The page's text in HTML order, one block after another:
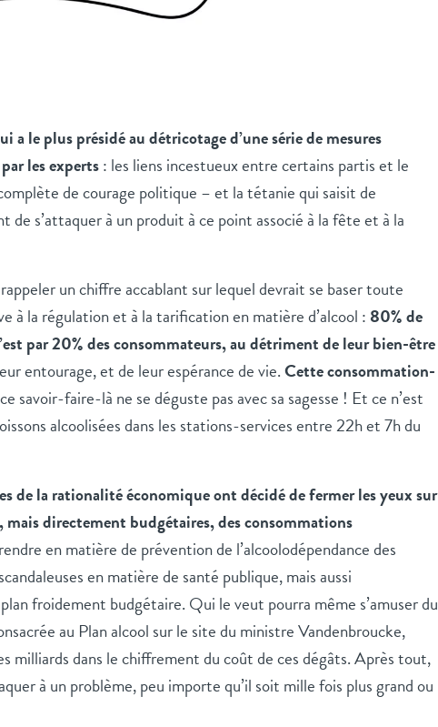
le plus présidé au détricotage d’une série de mesures
les experts: les liens incestueux entre certains partis et le
de courage politique – et la tétanie qui saisit de
de s’attaquer à un produit à ce point associé à la fête et à la
un chiffre accablant sur lequel devrait se baser toute
à la régulation et à la tarification en matière d’alcool : 80% de
par 20% des consommateurs, au détriment de leur bien-être
entourage, et de leur espérance de vie.Cette consommation-
savoir-faire-là ne se déguste pas avec sa sagesse ! Et ce n’est
alcoolisées dans les stations-services entre 22h et 7h du
de la rationalité économique ont décidé de fermer les yeux sur
directement budgétaires, des consommations
en matière de prévention de l’alcoolodépendance des
en matière de santé publique, mais aussi
froidement budgétaire. Qui le veut pourra même s’amuser du
au Plan alcool sur le site du ministre Vandenbroucke,
milliards dans le chiffrement du coût de ces dégâts. Après tout,
à un problème, peu importe qu’il soit mille fois plus grand ou